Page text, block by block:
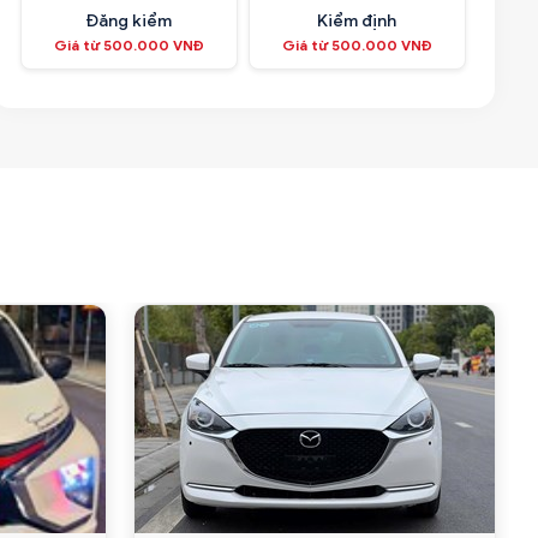
Đăng kiểm
Giá từ 500.000 VNĐ
Kiểm định
Giá từ 500.000 VNĐ